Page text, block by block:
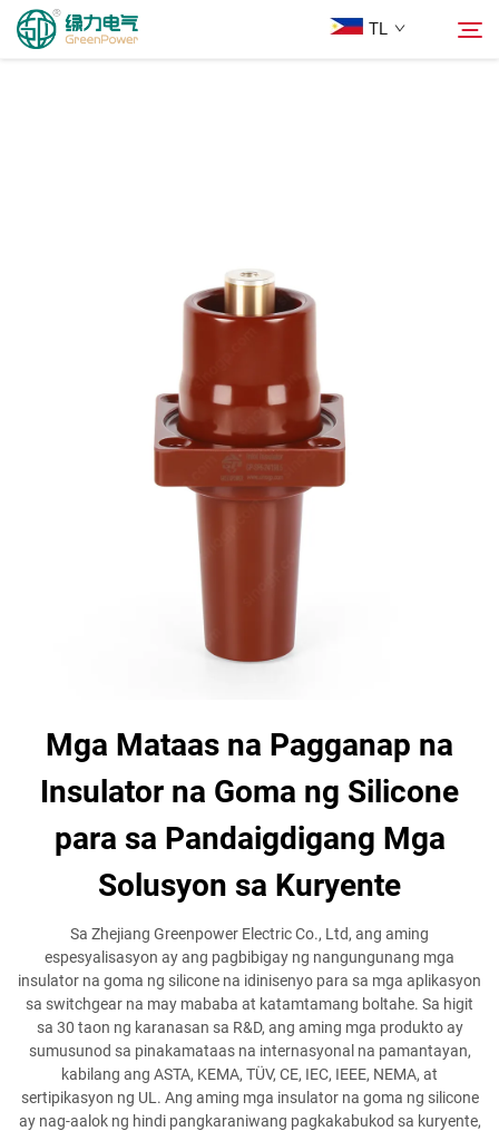
TL
Makipag-ugnayan sa Amin
Mga Mataas na Pagganap na
Insulator na Goma ng Silicone
para sa Pandaigdigang Mga
Solusyon sa Kuryente
Sa Zhejiang Greenpower Electric Co., Ltd, ang aming
espesyalisasyon ay ang pagbibigay ng nangungunang mga
insulator na goma ng silicone na idinisenyo para sa mga aplikasyon
sa switchgear na may mababa at katamtamang boltahe. Sa higit
sa 30 taon ng karanasan sa R&D, ang aming mga produkto ay
sumusunod sa pinakamataas na internasyonal na pamantayan,
kabilang ang ASTA, KEMA, TÜV, CE, IEC, IEEE, NEMA, at
sertipikasyon ng UL. Ang aming mga insulator na goma ng silicone
ay nag-aalok ng hindi pangkaraniwang pagkakabukod sa kuryente,